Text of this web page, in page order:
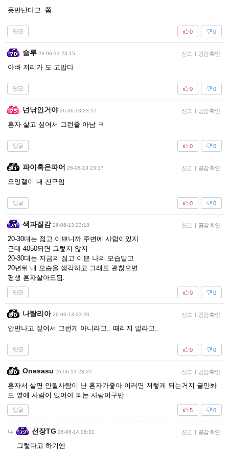
못만난다고..쫌
답글 0
0
슬루 26-06-13 23:15 신고 | 공감 확인
아빠 저리가 도 고맙다
답글 0
0
넌낚인거야 26-06-13 23:17 신고 | 공감 확인
혼자 살고 싶어서 그런줄 아남 ㅋ
답글 0
0
파이혹은파어 26-06-13 23:17 신고 | 공감 확인
오잉갤이 내 친구임
답글 0
0
색과질감 26-06-13 23:18 신고 | 공감 확인
20-30대는 젊고 이쁘니까 주변에 사람이있지
근데 4050되면 그렇지 않지
20-30대는 지금의 젊고 이쁜 나의 모습말고
20년뒤 내 모습을 생각하고 그래도 괜찮으면
평생 혼자살아도됨.
답글 0
0
나탈리아 26-06-13 23:20 신고 | 공감 확인
안만나고 싶어서 그런게 아니라고.. 때리지 말라고..
답글 0
0
Onesasu 26-06-13 23:22 신고 | 공감 확인
혼자서 살면 안될사람이 난 혼자가좋아 이러면 저렇게 되는거지 글만봐
도 옆에 사람이 있어야 되는 사람이구만
답글 0
5
선장TG 26-06-14 06:31 신고 | 공감 확인
그렇다고 하기엔